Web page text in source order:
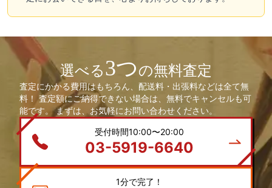
選べる3つの無料査定
査定にかかる費用はもちろん、配送料・出張料などは全て無
料！ 査定額にご納得できない場合は、無料でキャンセルも可
能です。 まずは、お気軽にお問い合わせください。
受付時間10:00〜20:00
03-5919-6640
1分で完了！